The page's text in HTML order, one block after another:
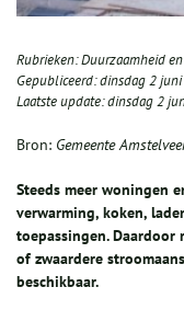
Rubrieken:Duurzaamheid
Gepubliceerd:dinsdag 2
Laatste update:dinsdag 2
Bron: Gemeente
Steeds meer woningen
verwarming, koken,
toepassingen.
of zwaardere
beschikbaar.